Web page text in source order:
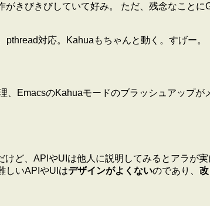
きびきびしていて好み。 ただ、残念なこと
対応。Kahuaもちゃんと動く。すげー。
EmacsのKahuaモードのブラッシュアップが
ど、APIやUIは他人に説明してみるとアラが
しいAPIやUIはデザインがよくないのであり、